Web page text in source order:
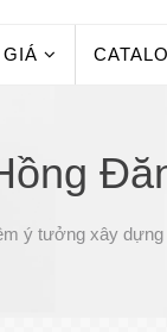
ý tưởng xây